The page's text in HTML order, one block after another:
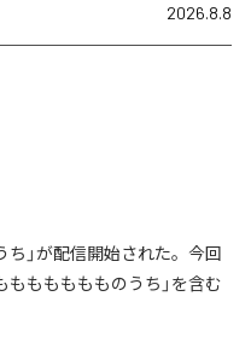
2026.8.8
ち」が配信開始された。今回
もももももものうち」を含む